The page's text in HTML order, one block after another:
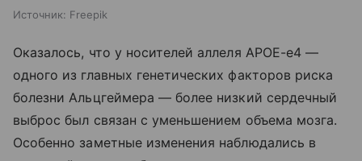
Источник: Freepik
Оказалось, что у носителей аллеля APOE-e4 —
одного из главных генетических факторов риска
болезни Альцгеймера — более низкий сердечный
выброс был связан с уменьшением объема мозга.
Особенно заметные изменения наблюдались в